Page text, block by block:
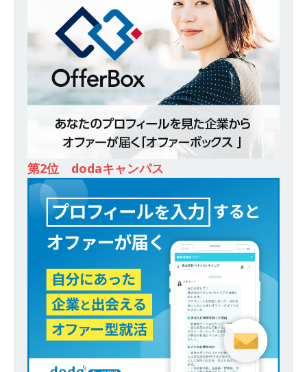
除・面接確約!! ｜ 1dayインターンあり 】 東京勤
務限定 ｜ 世界No.1の不動産投資市場東京で投資
住宅販売をリードする企業 ｜ 土地仕入れから物
件販売までを担う ｜ 平均年収809万 ｜ 年間休日
130日・土日祝完全休み ｜ スタンダード上場 ｜
明豊エンタープライズ
体育会積極採用企業
[ 2026年5月14日 ] 【 28卒 ｜ 適性検査合否免
除・面接確約!! ｜ 1dayインターンあり 】東京勤
務・転勤なし ｜ 投資用住宅販売をリードする企
業が手がける賃貸アパート・マンションの管理を
行う ｜ 年間休日125日以上 ｜ 不動産業ではレア
な私服出社OK ｜ 土日祝完全休み ｜ スタンダー
ド上場 明豊エンタープライズグループ ｜ 明豊プ
ロパティーズ
体育会積極採用企業
[ 2026年5月14日 ]
【 28卒 ｜ オープンカンパニ
ー｜東京勤務・転勤なし ｜ 文理不問 】 7期連続
第2位 dodaキャンパス